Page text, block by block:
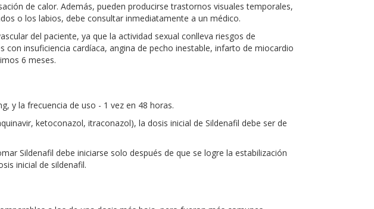
de calor. Además, pueden producirse trastornos visuales temporales,
o los labios, debe consultar inmediatamente a un médico.
del paciente, ya que la actividad sexual conlleva riesgos de
insuficiencia cardíaca, angina de pecho inestable, infarto de miocardio
6 meses.
y la frecuencia de uso - 1 vez en 48 horas.
ketoconazol, itraconazol), la dosis inicial de Sildenafil debe ser de
Sildenafil debe iniciarse solo después de que se logre la estabilización
inicial de sildenafil.